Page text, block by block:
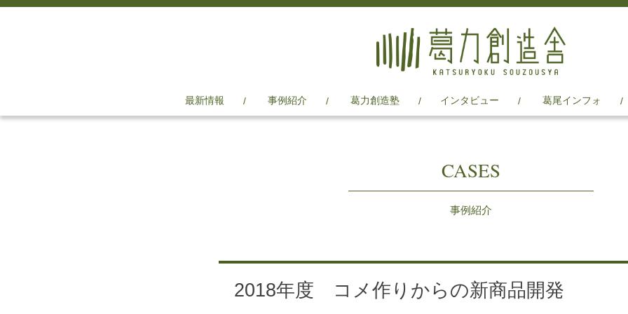
最新情報 事例紹介 葛力創造塾 インタビュー 葛尾インフォ
CASES
事例紹介
2018年度 コメ作りからの新商品開発